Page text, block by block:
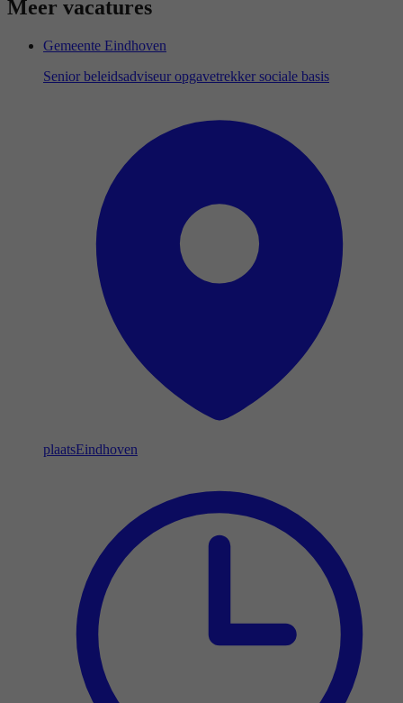
Meer vacatures
Gemeente Eindhoven
Senior beleidsadviseur opgavetrekker sociale basis
plaatsEindhoven